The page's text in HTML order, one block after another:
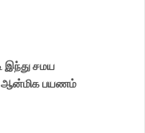
இந்து சமய
ஆன்மிக பயணம்